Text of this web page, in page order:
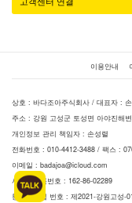
이용안내
상호 : 바다조아주식회사 / 대표자 :
주소 : 강원 고성군 토성면 아야진해
개인정보 관리 책임자 : 손성렬
전화번호 : 010-4412-3488 / 팩스 :
이메일 : badajoa@icloud.com
사업자등록번호 : 162-86-02289
통신판매업 번호 : 제2021-강원고성-